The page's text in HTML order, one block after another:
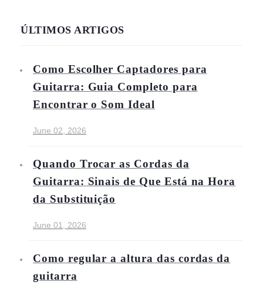
ÚLTIMOS ARTIGOS
Como Escolher Captadores para
Guitarra: Guia Completo para
Encontrar o Som Ideal
June 02, 2026
Quando Trocar as Cordas da
Guitarra: Sinais de Que Está na Hora
da Substituição
June 01, 2026
Como regular a altura das cordas da
guitarra